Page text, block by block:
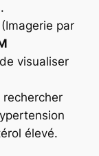
(Imagerie par
visualiser
rechercher
élevé.